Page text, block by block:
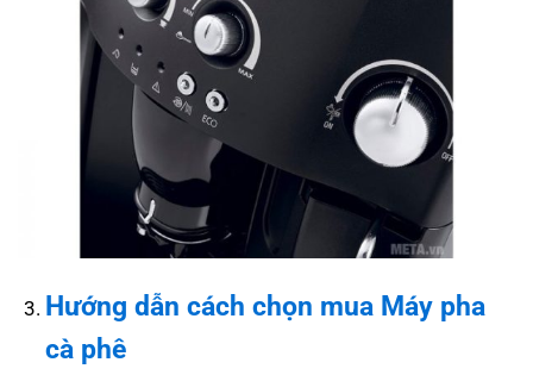
Hướng dẫn cách chọn mua Máy pha
cà phê